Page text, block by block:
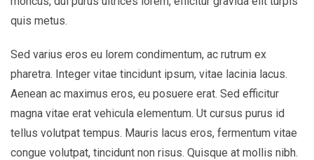
quis metus.
Sed varius eros eu lorem condimentum, ac rutrum ex
pharetra. Integer vitae tincidunt ipsum, vitae lacinia lacus.
Aenean ac maximus eros, eu posuere erat. Sed efficitur
magna vitae erat vehicula elementum. Ut cursus purus id
tellus volutpat tempus. Mauris lacus eros, fermentum vitae
congue volutpat, tincidunt non risus. Quisque at mollis nibh.